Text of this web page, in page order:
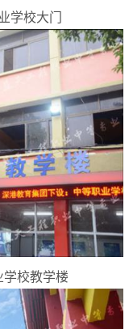
学校大门
校教学楼